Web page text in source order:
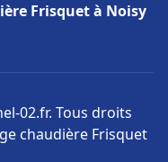
Frisquet à Noisy
02.fr. Tous droits
chaudière Frisquet